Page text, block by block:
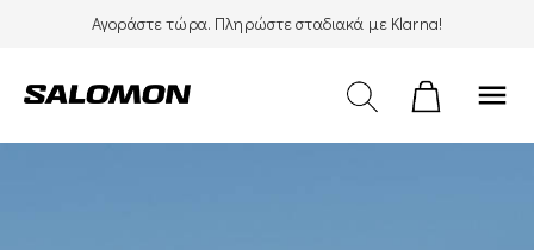
Αγοράστε τώρα. Πληρώστε σταδιακά με Klarna!
menu